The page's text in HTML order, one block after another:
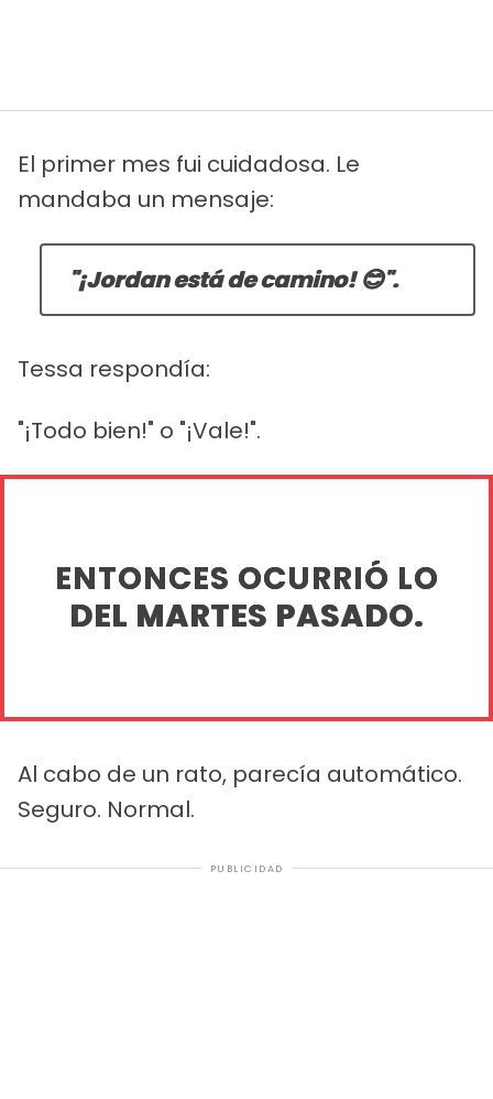
El primer mes fui cuidadosa. Le
mandaba un mensaje:
"¡Jordan está de camino! 😊".
Tessa respondía:
"¡Todo bien!" o "¡Vale!".
ENTONCES OCURRIÓ LO
DEL MARTES PASADO.
Al cabo de un rato, parecía automático.
Seguro. Normal.
PUBLICIDAD